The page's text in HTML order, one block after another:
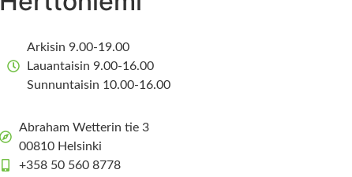
Arkisin 9.00-19.00
Lauantaisin 9.00-16.00
Sunnuntaisin 10.00-16.00
Abraham Wetterin tie 3
00810 Helsinki
+358 50 560 8778